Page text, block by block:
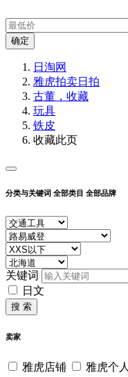
确定
日淘网
雅虎拍卖日拍
古董，收藏
玩具
铁皮
收藏此页
分类与关键词 全部类目 全部品牌
关键词
日文
搜 索
卖家
雅虎店铺 雅虎个人